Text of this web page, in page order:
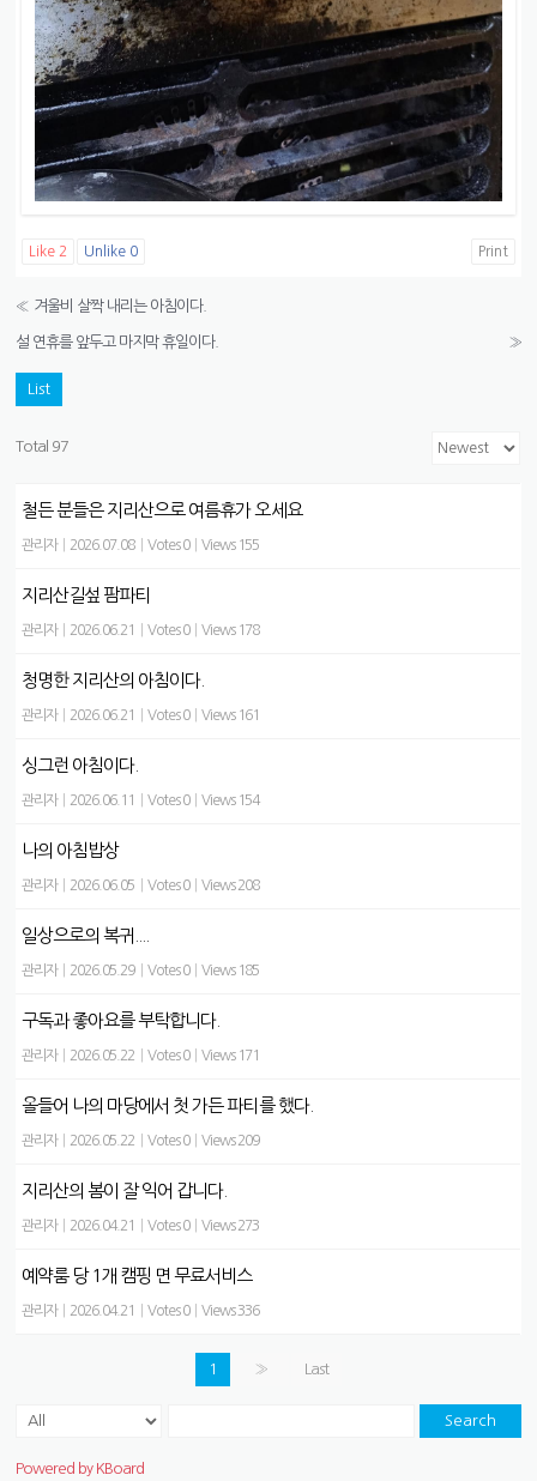
Like 2 Unlike 0 Print
« 겨울비 살짝 내리는 아침이다.
설 연휴를 앞두고 마지막 휴일이다. »
List
Total 97
철든 분들은 지리산으로 여름휴가 오세요
관리자 2026.07.08 Votes 0 Views 155
지리산길섶 팜파티
관리자 2026.06.21 Votes 0 Views 178
청명한 지리산의 아침이다.
관리자 2026.06.21 Votes 0 Views 161
싱그런 아침이다.
관리자 2026.06.11 Votes 0 Views 154
나의 아침밥상
관리자 2026.06.05 Votes 0 Views 208
일상으로의 복귀....
관리자 2026.05.29 Votes 0 Views 185
구독과 좋아요를 부탁합니다.
관리자 2026.05.22 Votes 0 Views 171
올들어 나의 마당에서 첫 가든 파티를 했다.
관리자 2026.05.22 Votes 0 Views 209
지리산의 봄이 잘 익어 갑니다.
관리자 2026.04.21 Votes 0 Views 273
예약룸 당 1개 캠핑 면 무료서비스
관리자 2026.04.21 Votes 0 Views 336
1 » Last
Search
Powered by KBoard